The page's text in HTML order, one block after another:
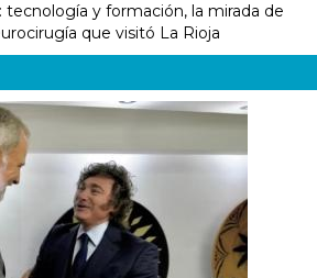
tecnología y formación, la mirada de
que visitó La Rioja